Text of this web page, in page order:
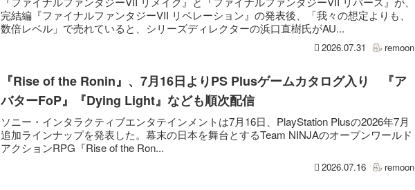
完結編『ファイナルファンタジーVII リベレーション』の発表後、「我々の想定よりも、
数倍レベル」で売れていると、シリーズディレクターの浜口直樹氏がAU...
2026.07.31 remoon
『Rise of the Ronin』、7月16日よりPS Plusゲームカタログ入り 『ア
バターFoP』『Dying Light』なども順次配信
ソニー・インタラクティブエンタテインメントは7月16日、PlayStation Plusの2026年7月
追加ラインナップを発表した。幕末の日本を舞台とするTeam NINJAのオープンワールド
アクションRPG『Rise of the Ron...
2026.07.16 remoon